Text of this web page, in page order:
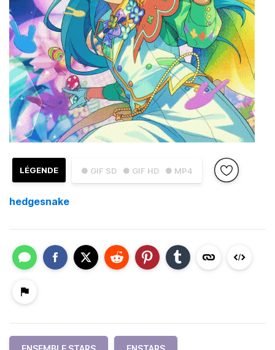
● GIF SD ● GIF HD ● MP4
LÉGENDE
hedgesnake